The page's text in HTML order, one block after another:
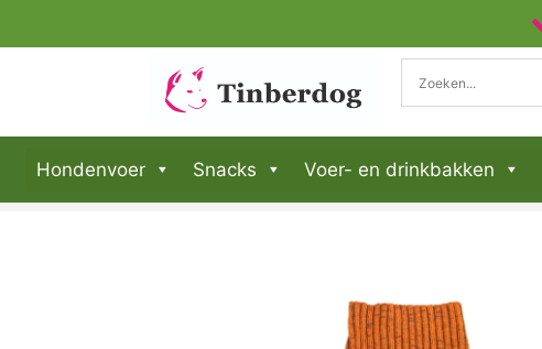
Hondenvoer Snacks Voer- en drinkbakken